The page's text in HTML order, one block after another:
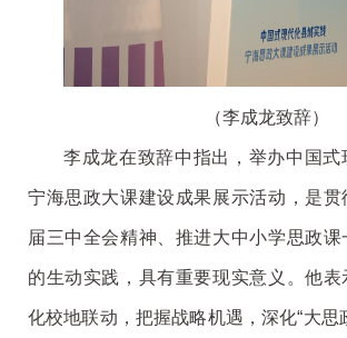
（李成龙致辞）
李成龙在致辞中指出，举办中国式
宁海思政大课建设成果展示活动，是
届三中全会精神、推进大中小学思政
的生动实践，具有重要现实意义。他表
化校地联动，把握战略机遇，深化“大思